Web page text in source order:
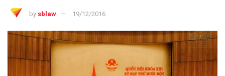
by sblaw 19/12/2016